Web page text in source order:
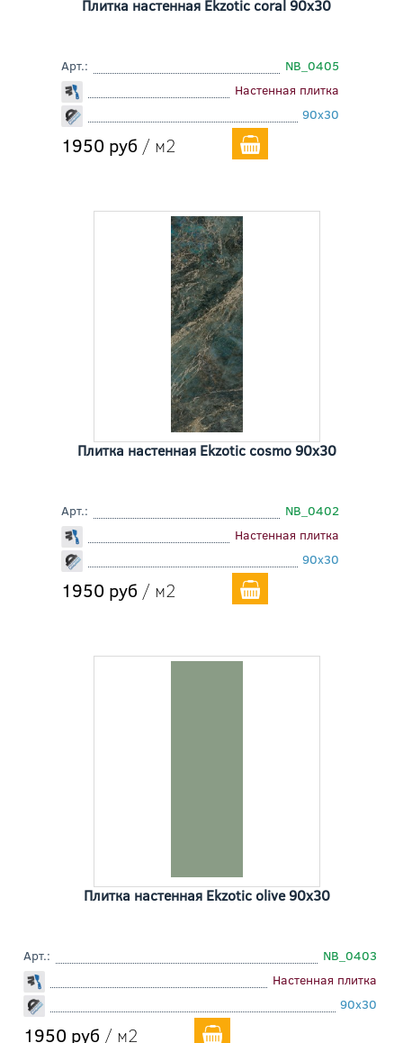
Плитка настенная Ekzotic coral 90x30
Арт.:
NB_0405
Настенная плитка
90x30
1950 руб / м2
Плитка настенная Ekzotic cosmo 90x30
Арт.:
NB_0402
Настенная плитка
90x30
1950 руб / м2
Плитка настенная Ekzotic olive 90x30
Арт.:
NB_0403
Настенная плитка
90x30
1950 руб / м2